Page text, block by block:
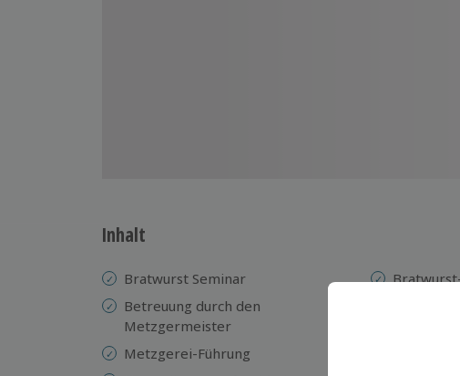
Inhalt
Bratwurst Seminar
Betreuung durch den
Metzgermeister
Metzgerei-Führung
Wurst-